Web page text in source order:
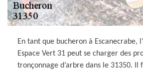
En tant que bucheron à Escanecrabe,
Espace Vert 31 peut se charger des
tronçonnage d’arbre dans le 31350. Il